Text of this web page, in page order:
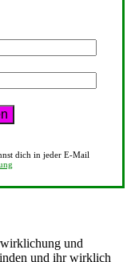
dich in jeder E-Mail
und
und ihr wirklich